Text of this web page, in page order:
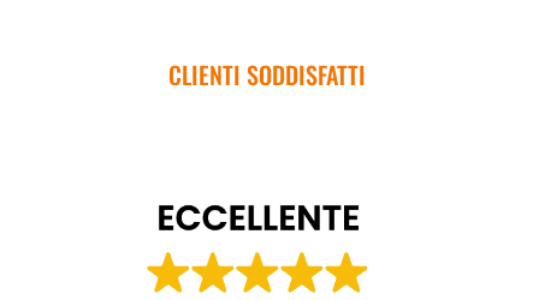
CLIENTI SODDISFATTI